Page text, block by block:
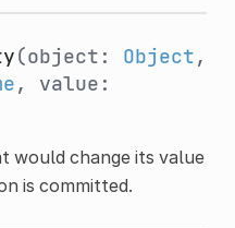
(object: Object,
, value:
would change its value
is committed.